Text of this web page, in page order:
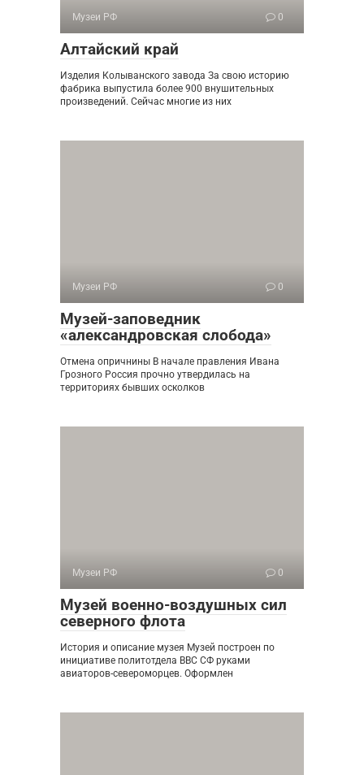
Музеи РФ 0
Алтайский край
Изделия Колыванского завода За свою историю
фабрика выпустила более 900 внушительных
произведений. Сейчас многие из них
Музеи РФ 0
Музей-заповедник
«александровская слобода»
Отмена опричнины В начале правления Ивана
Грозного Россия прочно утвердилась на
территориях бывших осколков
Музеи РФ 0
Музей военно-воздушных сил
северного флота
История и описание музея Музей построен по
инициативе политотдела ВВС СФ руками
авиаторов-североморцев. Оформлен